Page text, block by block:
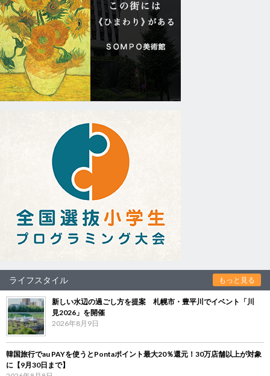
ライフスタイル もっと見る
新しい水辺の過ごし方を提案 札幌市・豊平川でイベント「川
見2026」を開催
2026年8月9日
韓国旅行でau PAYを使うとPontaポイント最大20％還元！30万店舗以上が対象
に【9月30日まで】